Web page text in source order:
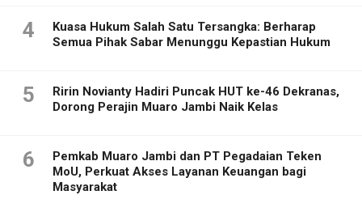
4
Kuasa Hukum Salah Satu Tersangka: Berharap
Semua Pihak Sabar Menunggu Kepastian Hukum
5
Ririn Novianty Hadiri Puncak HUT ke-46 Dekranas,
Dorong Perajin Muaro Jambi Naik Kelas
6
Pemkab Muaro Jambi dan PT Pegadaian Teken
MoU, Perkuat Akses Layanan Keuangan bagi
Masyarakat